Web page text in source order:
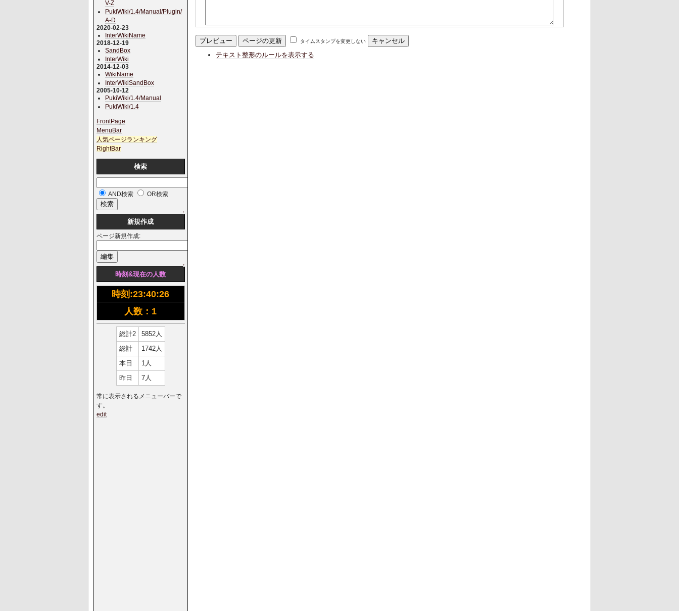
タイムスタンプを変更しない
テキスト整形のルールを表示する
V-Z
PukiWiki/1.4/Manual/Plugin/
A-D
2020-02-23
InterWikiName
2018-12-19
SandBox
InterWiki
2014-12-03
WikiName
InterWikiSandBox
2005-10-12
PukiWiki/1.4/Manual
PukiWiki/1.4
FrontPage
MenuBar
人気ページランキング
RightBar
検索
AND検索 OR検索
↑
新規作成
ページ新規作成:
↑
時刻&現在の人数
時刻:23:40:26
人数：1
総計2
5852人
総計
1742人
本日
1人
昨日
7人
常に表示されるメニューバーで
す。
edit